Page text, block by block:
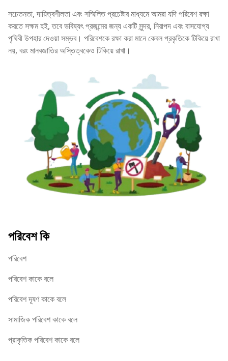
সচেতনতা, দায়িত্বশীলতা এবং সম্মিলিত প্রচেষ্টার মাধ্যমে আমরা যদি পরিবেশ রক্ষা
করতে সক্ষম হই, তবে ভবিষ্যৎ প্রজন্মের জন্য একটি সুন্দর, নিরাপদ এবং বাসযোগ্য
পৃথিবী উপহার দেওয়া সম্ভব। পরিবেশকে রক্ষা করা মানে কেবল প্রকৃতিকে টিকিয়ে রাখা
নয়, বরং মানবজাতির অস্তিত্বকেও টিকিয়ে রাখা।
পরিবেশ কি
পরিবেশ
পরিবেশ কাকে বলে
পরিবেশ দূষণ কাকে বলে
সামাজিক পরিবেশ কাকে বলে
প্রাকৃতিক পরিবেশ কাকে বলে